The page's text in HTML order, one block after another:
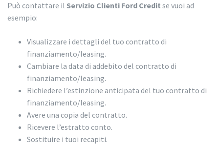
Può contattare il Servizio Clienti Ford Credit se vuoi ad
esempio:
Visualizzare i dettagli del tuo contratto di
finanziamento/leasing.
Cambiare la data di addebito del contratto di
finanziamento/leasing.
Richiedere l’estinzione anticipata del tuo contratto di
finanziamento/leasing.
Avere una copia del contratto.
Ricevere l’estratto conto.
Sostituire i tuoi recapiti.